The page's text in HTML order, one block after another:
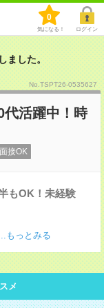
0
気になる！ ログイン
ました。
No.TSPT26-0535627
代活躍中！時
接OK
もOK！未経験
もっとみる
メ